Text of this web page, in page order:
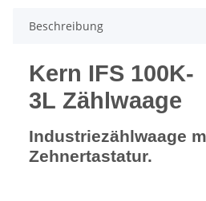
Beschreibung
Kern IFS 100K-
3L Zählwaage
Industriezählwaage
Zehnertastatur.